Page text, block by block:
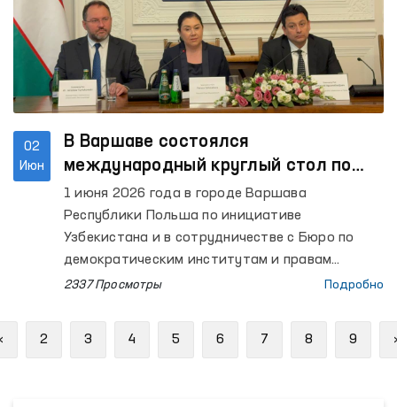
для содержания лиц, подвергнутых
административному аресту, Изолятора
временного содержания УВД Хазараспского
района, дома-интерната для мужчин с
инвалидностью «Мурувват» города Хивы,
помощи лицам, находящимся в состоянии
алкогольного опьянения (вытрезвителей)
Гурленского и Кошкупырского районов, а
также областных филиалов психиатрической
службы и наркологической службы
психического здоровья.
02
Июн
В Варшаве состоялся
международный круглый стол по
вопросам прав человека, свободы
слова и гендерного равенства
1 июня 2026 года в городе Варшава
Республики Польша по инициативе
Узбекистана и в сотрудничестве с Бюро по
демократическим институтам и правам
человека (БДИПЧ) Организации по
2337 Просмотры Подробно
Previous
2 3 4 5 6 7 8 9